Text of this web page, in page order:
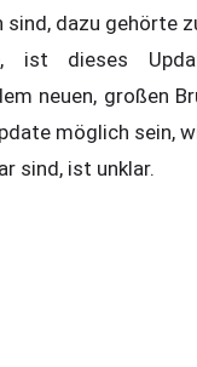
dazu gehörte
ist dieses
neuen, großen
möglich sein,
sind, ist unklar.